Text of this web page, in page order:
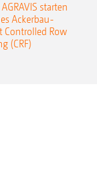
starten
Ackerbau-
Controlled Row
(CRF)